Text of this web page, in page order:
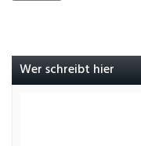
Wer schreibt hier